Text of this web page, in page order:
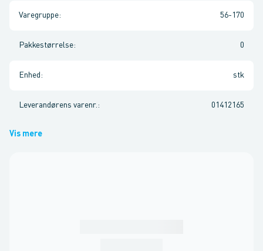
Varegruppe: 56-170
Pakkestørrelse: 0
Enhed : stk
Leverandørens varenr. : 01412165
Vis mere